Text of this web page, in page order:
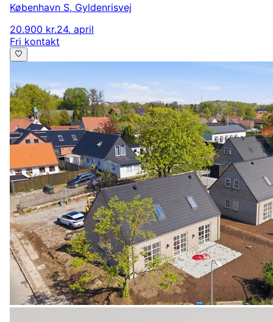
København S, Gyldenrisvej
20.900 kr.24. april
Fri kontakt